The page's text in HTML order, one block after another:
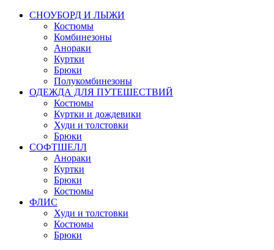
СНОУБОРД И ЛЫЖИ
Костюмы
Комбинезоны
Анораки
Куртки
Брюки
Полукомбинезоны
ОДЕЖДА ДЛЯ ПУТЕШЕСТВИЙ
Костюмы
Куртки и дождевики
Худи и толстовки
Брюки
СОФТШЕЛЛ
Анораки
Куртки
Брюки
Костюмы
ФЛИС
Худи и толстовки
Костюмы
Брюки